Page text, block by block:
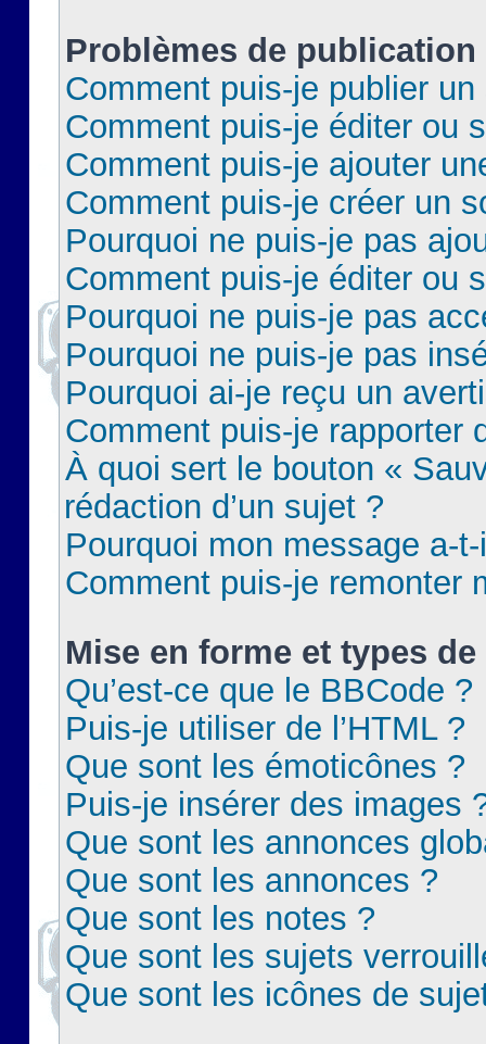
Problèmes de publication
Comment puis-je publier
Comment puis-je éditer ou
Comment puis-je ajouter
Comment puis-je créer un
Pourquoi ne puis-je pas
Comment puis-je éditer ou
Pourquoi ne puis-je pas
Pourquoi ne puis-je pas
Pourquoi ai-je reçu un
Comment puis-je rapporter
À quoi sert le bouton «
rédaction d’un sujet ?
Pourquoi mon message a-
Comment puis-je remonter
Mise en forme et types
Qu’est-ce que le BBCode ?
Puis-je utiliser de l’HTML ?
Que sont les émoticônes ?
Puis-je insérer des images
Que sont les annonces
Que sont les annonces ?
Que sont les notes ?
Que sont les sujets
Que sont les icônes de